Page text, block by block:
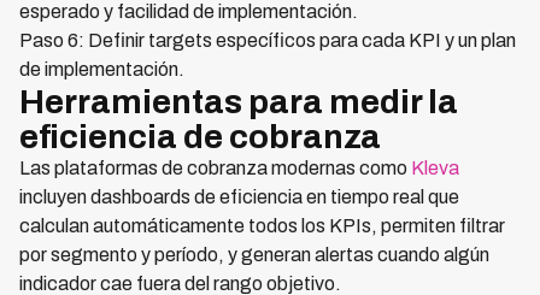
esperado y facilidad de implementación.
Paso 6: Definir targets específicos para cada KPI y un plan
de implementación.
Herramientas para medir la
eficiencia de cobranza
Las plataformas de cobranza modernas como Kleva
incluyen dashboards de eficiencia en tiempo real que
calculan automáticamente todos los KPIs, permiten filtrar
por segmento y período, y generan alertas cuando algún
indicador cae fuera del rango objetivo.